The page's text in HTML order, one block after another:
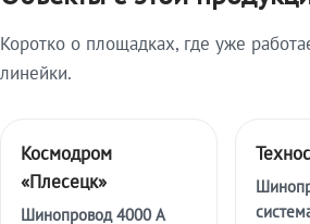
Коротко о площадках, где уже
линейки.
Космодром
«Плесецк»
Шинопровод 4000 А